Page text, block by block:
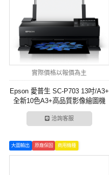
實際價格以報價為主
Epson 愛普生 SC-P703 13吋/A3+
全新10色A3+高品質影像繪圖機
洽詢客服
大圖輸出 原廠保固 商用機種